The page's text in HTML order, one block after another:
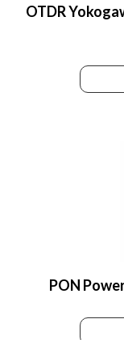
OTDR
PON